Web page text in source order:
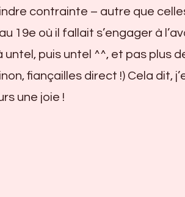
contrainte – autre que
19e où il fallait s’engager à
puis untel ^^, et pas plus
fiançailles direct !) Cela dit,
une joie !